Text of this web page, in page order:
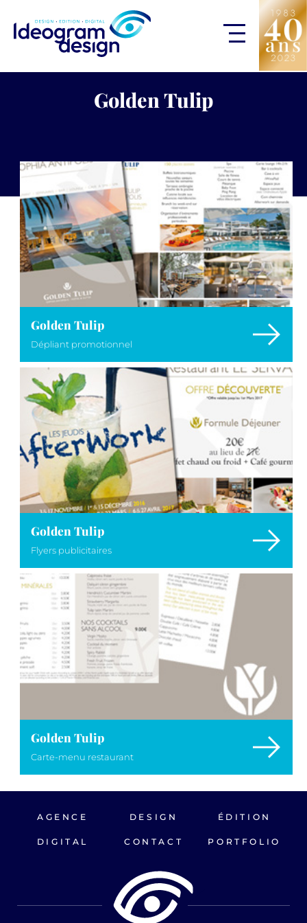
Golden Tulip
Golden Tulip
Dépliant promotionnel
Golden Tulip
Flyers publicitaires
Golden Tulip
Carte-menu restaurant
AGENCE DESIGN ÉDITION
DIGITAL CONTACT PORTFOLIO